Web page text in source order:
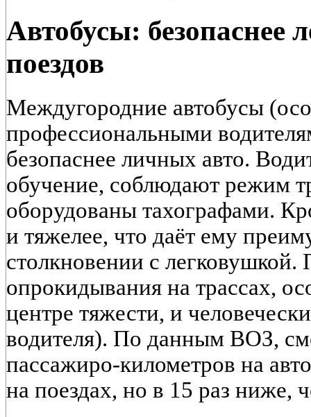
Автобусы: безопаснее
поездов
Междугородние автобусы
профессиональными
безопаснее личных авто.
обучение, соблюдают режим
оборудованы тахографами.
и тяжелее, что даёт ему
столкновении с
опрокидывания на трассах,
центре тяжести, и
водителя). По данным ВОЗ,
пассажиро-километров на
на поездах, но в 15 раз ниже,